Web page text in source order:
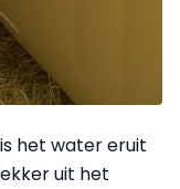
het water eruit
uit het